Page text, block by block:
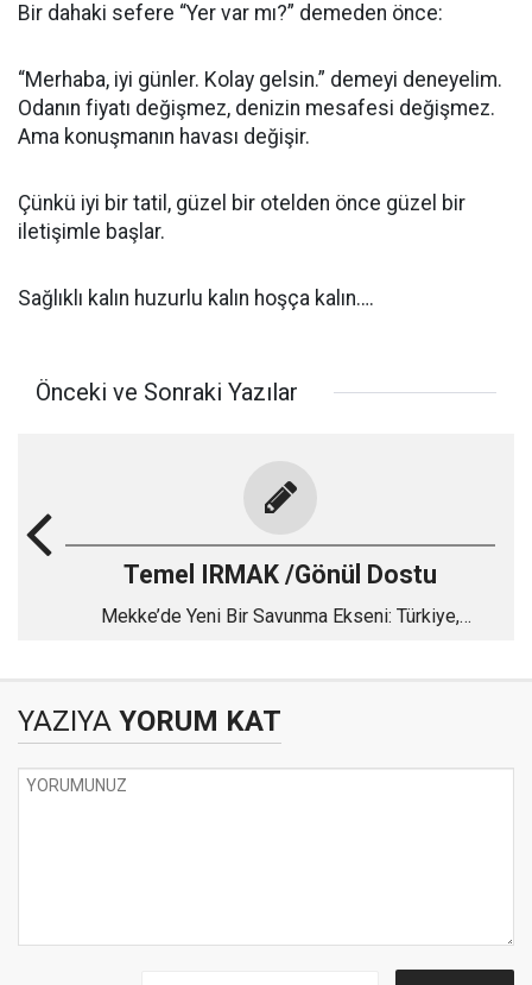
Bir dahaki sefere “Yer var mı?” demeden önce:
“Merhaba, iyi günler. Kolay gelsin.” demeyi deneyelim.
Odanın fiyatı değişmez, denizin mesafesi değişmez.
Ama konuşmanın havası değişir.
Çünkü iyi bir tatil, güzel bir otelden önce güzel bir
iletişimle başlar.
Sağlıklı kalın huzurlu kalın hoşça kalın….
Önceki ve Sonraki Yazılar
Temel IRMAK /Gönül Dostu
Mekke’de Yeni Bir Savunma Ekseni: Türkiye,
YAZIYA YORUM KAT